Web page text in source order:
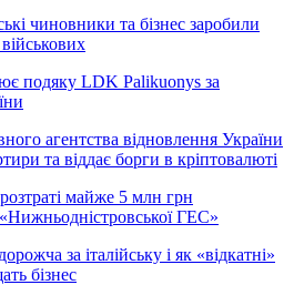
чиновники та бізнес заробили
подяку LDK Palikuonys за
агентства відновлення України
та віддає борги в кріптовалюті
майже 5 млн грн
ГЕС»
за італійську і як «відкатні»
бізнес